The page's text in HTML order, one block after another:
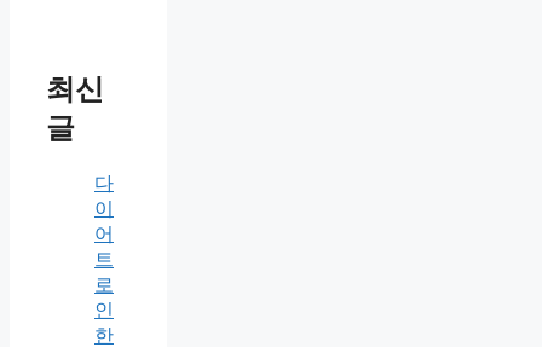
최신
글
다
이
어
트
로
인
한